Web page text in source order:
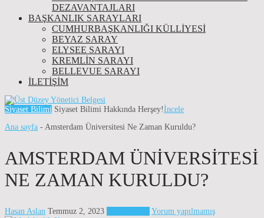
DEZAVANTAJLARI
BAŞKANLIK SARAYLARI
CUMHURBAŞKANLIĞI KÜLLİYESİ
BEYAZ SARAY
ELYSEE SARAYI
KREMLIN SARAYI
BELLEVUE SARAYI
İLETIŞIM
Siyaset Bilimi Siyaset Bilimi Hakkında Herşey!İncele
Ana sayfa - Amsterdam Üniversitesi Ne Zaman Kuruldu?
AMSTERDAM ÜNIVERSITESI
NE ZAMAN KURULDU?
Hasan Aslan Temmuz 2, 2023 Yorum yapılmamış